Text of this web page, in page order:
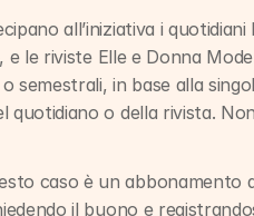
all’iniziativa i
le riviste Elle e Donna
semestrali, in base alla
quotidiano o della rivista.
caso è un abbonamento
il buono e